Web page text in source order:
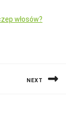
włosów?
NEXT